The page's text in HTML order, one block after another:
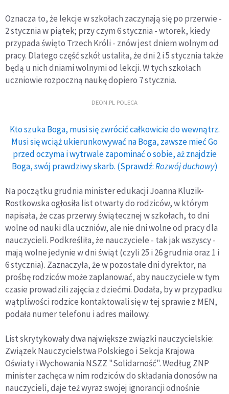
Oznacza to, że lekcje w szkołach zaczynają się po przerwie -
2 stycznia w piątek; przy czym 6 stycznia - wtorek, kiedy
przypada święto Trzech Króli - znów jest dniem wolnym od
pracy. Dlatego część szkół ustaliła, że dni 2 i 5 stycznia także
będą u nich dniami wolnymi od lekcji. W tych szkołach
uczniowie rozpoczną naukę dopiero 7 stycznia.
DEON.PL POLECA
Kto szuka Boga, musi się zwrócić całkowicie do wewnątrz.
Musi się wciąż ukierunkowywać na Boga, zawsze mieć Go
przed oczyma i wytrwale zapominać o sobie, aż znajdzie
Boga, swój prawdziwy skarb. (Sprawdź:Rozwój duchowy)
Na początku grudnia minister edukacji Joanna Kluzik-
Rostkowska ogłosiła list otwarty do rodziców, w którym
napisała, że czas przerwy świątecznej w szkołach, to dni
wolne od nauki dla uczniów, ale nie dni wolne od pracy dla
nauczycieli. Podkreśliła, że nauczyciele - tak jak wszyscy -
mają wolne jedynie w dni świąt (czyli 25 i 26 grudnia oraz 1 i
6 stycznia). Zaznaczyła, że w pozostałe dni dyrektor, na
prośbę rodziców może zaplanować, aby nauczyciele w tym
czasie prowadzili zajęcia z dziećmi. Dodała, by w przypadku
wątpliwości rodzice kontaktowali się w tej sprawie z MEN,
podała numer telefonu i adres mailowy.
List skrytykowały dwa największe związki nauczycielskie:
Związek Nauczycielstwa Polskiego i Sekcja Krajowa
Oświaty i Wychowania NSZZ "Solidarność". Według ZNP
minister zachęca w nim rodziców do składania donosów na
nauczycieli, daje też wyraz swojej ignorancji odnośnie